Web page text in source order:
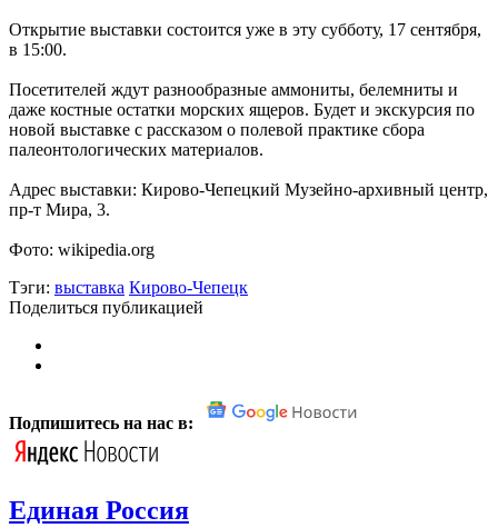
Открытие выставки состоится уже в эту субботу, 17 сентября,
в 15:00.
Посетителей ждут разнообразные аммониты, белемниты и
даже костные остатки морских ящеров. Будет и экскурсия по
новой выставке с рассказом о полевой практике сбора
палеонтологических материалов.
Адрес выставки: Кирово-Чепецкий Музейно-архивный центр,
пр-т Мира, 3.
Фото: wikipedia.org
Тэги: выставка Кирово-Чепецк
Поделиться публикацией
Подпишитесь на нас в:
Единая Россия